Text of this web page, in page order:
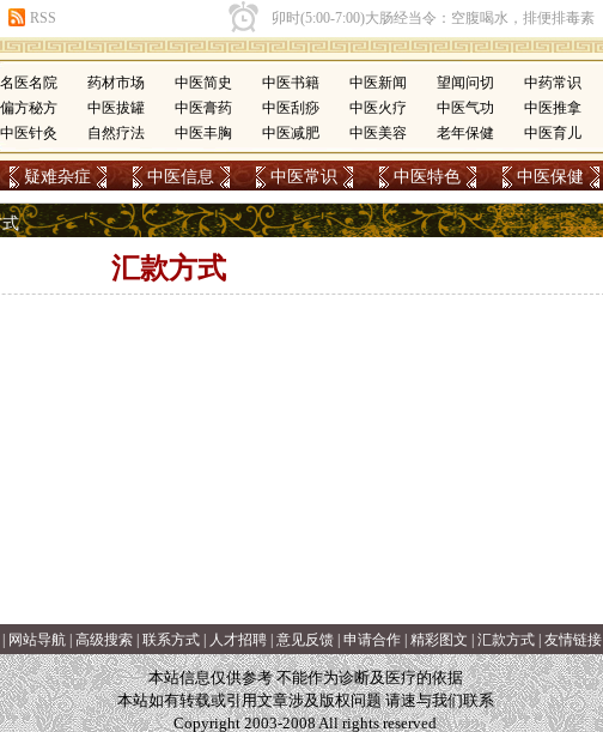
名医名院 药材市场 中医简史 中医书籍 中医新闻 望闻问切 中药常识
偏方秘方
中医拔罐 中医膏药 中医刮痧 中医火疗 中医气功 中医推拿
中医针灸
自然疗法 中医丰胸 中医减肥 中医美容 老年保健 中医育儿
疑难杂症 中医信息 中医常识 中医特色 中医保健
汇款方式
网站导航 高级搜索 联系方式 人才招聘 意见反馈 申请合作 精彩图文 汇款方式 友情链接
本站信息仅供参考 不能作为诊断及医疗的依据
本站如有转载或引用文章涉及版权问题 请速与我们联系
Copyright 2003-2008 All rights reserved